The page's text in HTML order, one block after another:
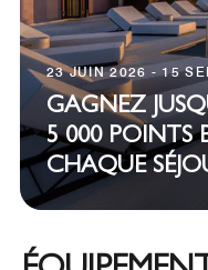
23 JUIN 2026 - 15
GAGNEZ
5 000 POINTS
CHAQUE